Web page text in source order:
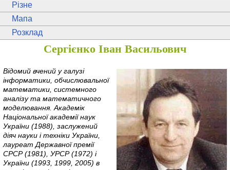
Різне
Мапа
Розклад
Сергієнко Іван Васильович
Відомий вчений у галузі
інформатики, обчислювальної
математики, системного
аналізу та математичного
моделювання. Академік
Національної академії наук
України (1988), заслужений
діяч науки і техніки України,
лауреат Державної премії
СРСР (1981), УРСР (1972) і
України (1993, 1999, 2005) в